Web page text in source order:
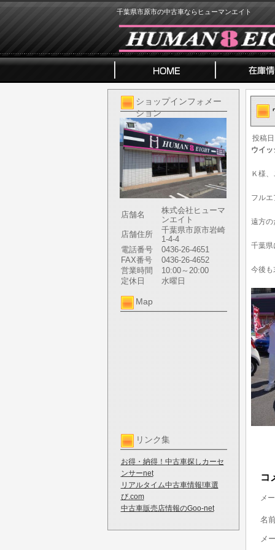
千葉県市原市の中古車ならヒューマンエイト
ショップインフォメー
ション
店舗名
株式会社ヒューマ
ンエイト
店舗住所
千葉県市原市岩崎
1-4-4
電話番号
0436-26-4651
FAX番号
0436-26-4652
営業時間
10:00～20:00
定休日
水曜日
Map
リンク集
お得・納得！中古車探しカーセ
ンサーnet
リアルタイム中古車情報!車選
び.com
中古車販売店情報のGoo-net
投稿日
ウイ
Ｋ様
フル
遠方の
千葉県
今後も
コ
メ
名
メ